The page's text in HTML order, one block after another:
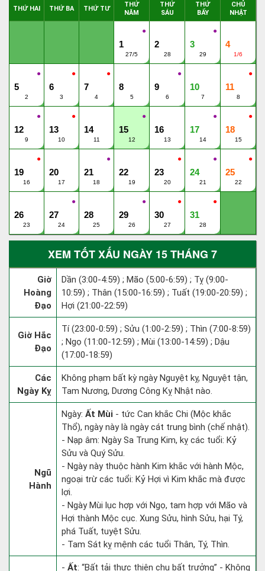
THỨ HAI THỨ BA THỨ TƯ
THỨ
NĂM
THỨ
SÁU
THỨ
BẨY
CHỦ
NHẬT
●
1
27/5
2
28
●
3
29
4
1/6
●
5
2
●
6
3
●
7
4
8
5
●
9
6
10
7
●
11
8
●
12
9
●
13
10
14
11
●
15
12
16
13
●
17
14
●
18
15
●
19
16
20
17
●
21
18
22
19
●
23
20
●
24
21
●
25
22
26
23
●
27
24
28
25
●
29
26
●
30
27
●
31
28
XEM TỐT XẤU NGÀY 15 THÁNG 7
Giờ
Hoàng
Đạo
Dần (3:00-4:59) ; Mão (5:00-6:59) ; Tỵ (9:00-
10:59) ; Thân (15:00-16:59) ; Tuất (19:00-20:59) ;
Hợi (21:00-22:59)
Giờ Hắc
Đạo
Tí (23:00-0:59) ; Sửu (1:00-2:59) ; Thìn (7:00-8:59)
; Ngọ (11:00-12:59) ; Mùi (13:00-14:59) ; Dậu
(17:00-18:59)
Các
Ngày Kỵ
Không phạm bất kỳ ngày Nguyệt kỵ, Nguyệt tận,
Tam Nương, Dương Công Kỵ Nhật nào.
Ngũ
Hành
Ngày: Ất Mùi - tức Can khắc Chi (Mộc khắc
Thổ), ngày này là ngày cát trung bình (chế nhật).
- Nạp âm: Ngày Sa Trung Kim, kỵ các tuổi: Kỷ
Sửu và Quý Sửu.
- Ngày này thuộc hành Kim khắc với hành Mộc,
ngoại trừ các tuổi: Kỷ Hợi vì Kim khắc mà được
lợi.
- Ngày Mùi lục hợp với Ngọ, tam hợp với Mão và
Hợi thành Mộc cục. Xung Sửu, hình Sửu, hại Tý,
phá Tuất, tuyệt Sửu.
- Tam Sát kỵ mệnh các tuổi Thân, Tý, Thìn.
- Ất: “Bất tải thực thiên chu bất trưởng” - Không